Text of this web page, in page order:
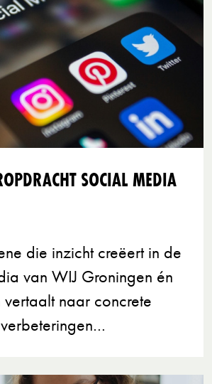
SOCIAL MEDIA
die inzicht creëert in de
van WIJ Groningen én
vertaalt naar concrete
verbeteringen…